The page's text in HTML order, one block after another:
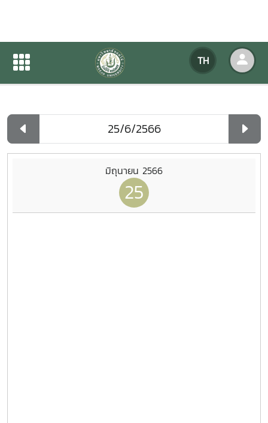
TH
ปฏิทินกิจกรรมของหน่วยงาน
ปฏิทินกิจกรรมของหน่วยงาน
มิถุนายน 2566
25